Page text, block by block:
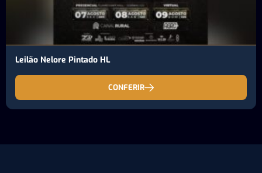
Leilão Nelore Pintado HL
CONFERIR